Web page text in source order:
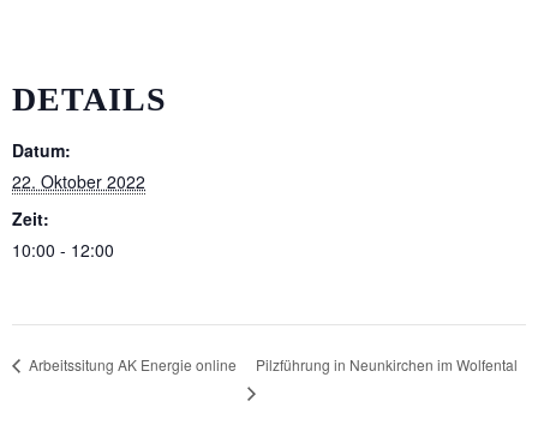
DETAILS
Datum:
22. Oktober 2022
Zeit:
10:00 - 12:00
Arbeitssitung AK Energie online Pilzführung in Neunkirchen im Wolfental